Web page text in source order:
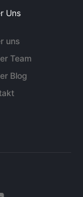
Uns
uns
Team
Blog